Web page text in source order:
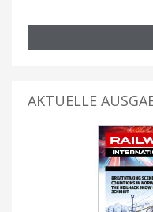
AKTUELLE